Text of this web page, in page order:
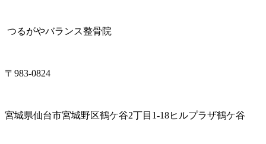
つるがやバランス整骨院
〒983-0824
宮城県仙台市宮城野区鶴ケ谷2丁目1-18ヒルプラザ鶴ケ谷